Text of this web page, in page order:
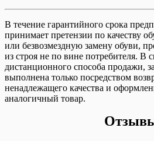
В течение гарантийного срока
принимает претензии по качеству
или безвозмездную замену обуви,
из строя не по вине потребителя. В
дистанционного способа продажи,
выполнена только посредством
ненадлежащего качества и
аналогичный товар.